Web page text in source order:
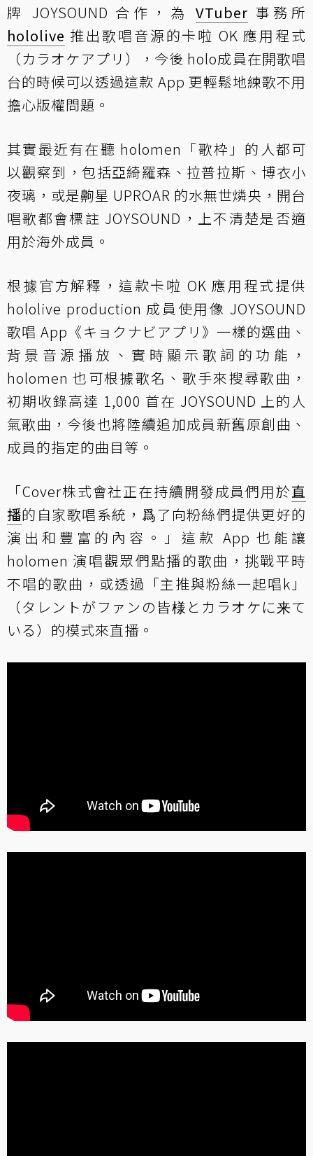
牌 JOYSOUND 合作，為 VTuber 事務所
hololive 推出歌唱音源的卡啦 OK 應用程式
（カラオケアプリ），今後 holo成員在開歌唱
台的時候可以透過這款 App 更輕鬆地練歌不用
擔心版權問題。
其實最近有在聽 holomen「歌枠」的人都可
以觀察到，包括亞綺羅森、拉普拉斯、博衣小
夜璃，或是齁星 UPROAR 的水無世燐央，開台
唱歌都會標註 JOYSOUND，上不清楚是否適
用於海外成員。
根據官方解釋，這款卡啦 OK 應用程式提供
hololive production 成員使用像 JOYSOUND
歌唱 App《キョクナビアプリ》一樣的選曲、
背景音源播放、實時顯示歌詞的功能，
holomen 也可根據歌名、歌手來搜尋歌曲，
初期收錄高達 1,000 首在 JOYSOUND 上的人
氣歌曲，今後也將陸續追加成員新舊原創曲、
成員的指定的曲目等。
「Cover株式會社正在持續開發成員們用於直
播的自家歌唱系統，爲了向粉絲們提供更好的
演出和豐富的內容。」這款 App 也能讓
holomen 演唱觀眾們點播的歌曲，挑戰平時
不唱的歌曲，或透過「主推與粉絲一起唱k」
（タレントがファンの皆様とカラオケに来て
いる）的模式來直播。